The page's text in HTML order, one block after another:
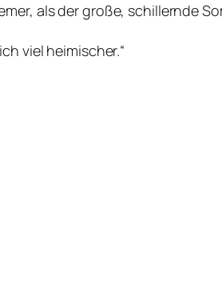
als der große, schillernde
viel heimischer.“